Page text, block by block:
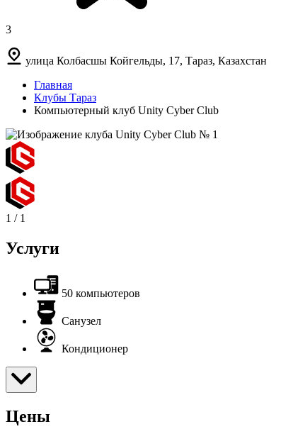
3
улица Колбасшы Койгельды, 17, Тараз, Казахстан
Главная
Клубы Тараз
Компьютерный клуб Unity Cyber Club
1 / 1
Услуги
50 компьютеров
Санузел
Кондиционер
Цены